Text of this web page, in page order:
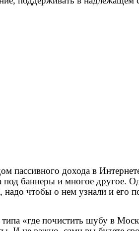
пассивного дохода в
баннеры и многое другое.
чтобы о нем узнали и его
«где почистить шубу в